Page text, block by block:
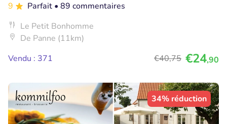
9
Parfait • 89 commentaires
Le Petit Bonhomme
De Panne (11km)
Vendu : 371
€40,75 €24,90
34% réduction